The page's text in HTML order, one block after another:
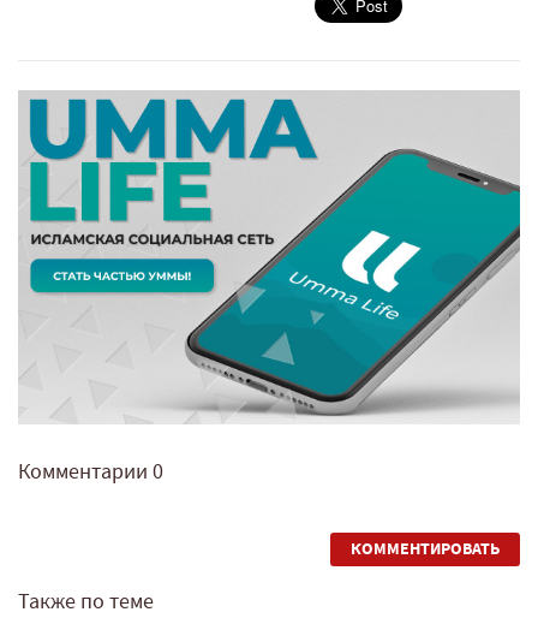
Комментарии 0
КОММЕНТИРОВАТЬ
Также по теме